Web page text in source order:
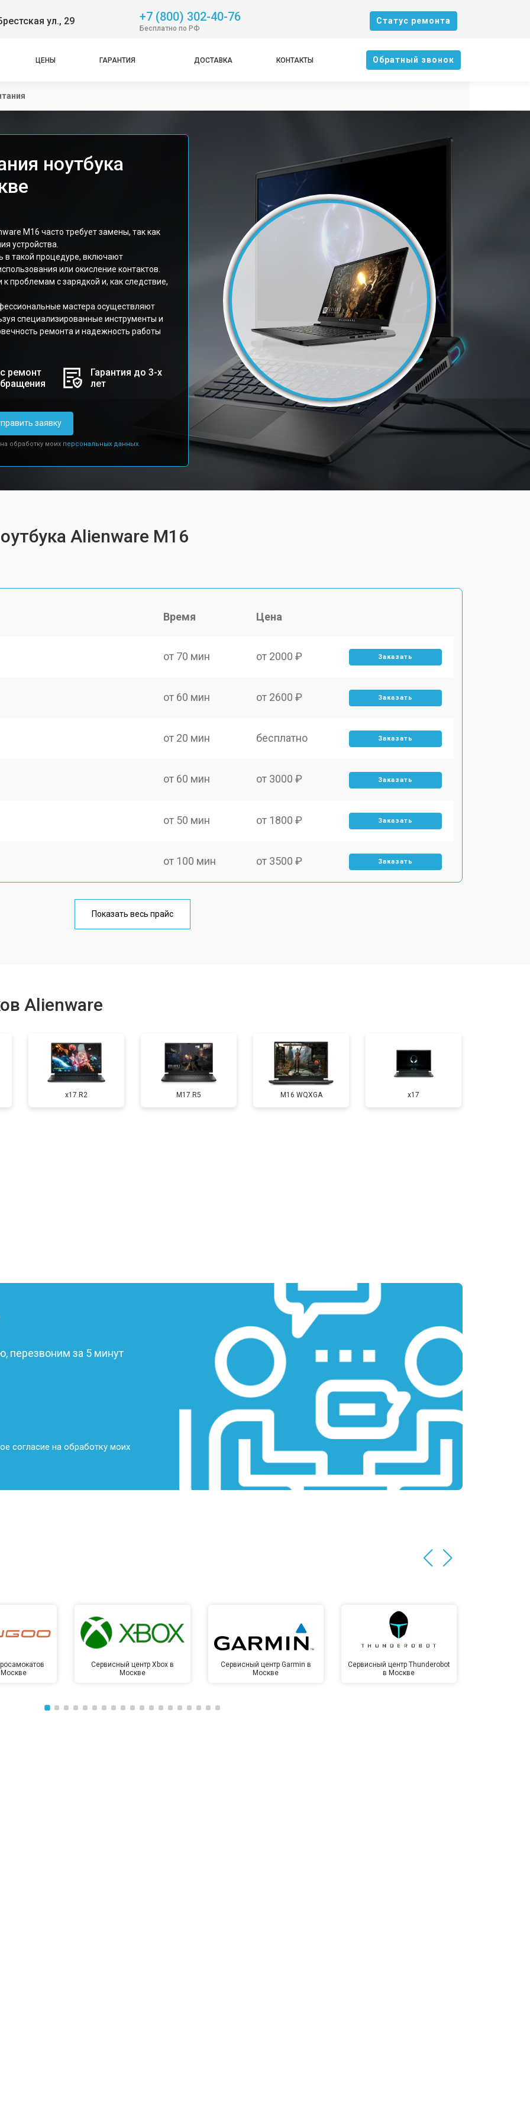
ул., 29 +7 (800) 302-40-76
Бесплатно по РФ
Cтатус ремонта
ЦЕНЫ ГАРАНТИЯ ДОСТАВКА КОНТАКТЫ Oбратный звонок
ноутбука
M16 часто требует замены, так как
устройства.
в такой процедуре, включают
или окисление контактов.
проблемам с зарядкой и, как следствие,
мастера осуществляют
специализированные инструменты и
ремонта и надежность работы
ремонт
Гарантия до 3-х
лет
заявку
обработку моих персональных данных.
Alienware M16
Время Цена
от 70 мин от 2000 ₽ Заказать
от 60 мин от 2600 ₽ Заказать
от 20 мин бесплатно Заказать
от 60 мин от 3000 ₽ Заказать
от 50 мин от 1800 ₽ Заказать
от 100 мин от 3500 ₽ Заказать
от 60 мин
от 60 мин от 3300 ₽ Заказать
от 110 мин от 3800 ₽ Заказать
от 2300 ₽
от 2200 ₽ Заказать
от 3500 ₽ Заказать
от 70 мин Заказать
от 1700 ₽ Заказать
от 50 мин от 1500 ₽ Заказать
Показать весь прайс
Alienware
x17 R2 M17 R5 M16 WQXGA x17
перезвоним за 5 минут
согласие на обработку моих
Москве
Сервисный центр Xbox в
Москве
Сервисный центр Garmin в
Москве
Сервисный центр Thunderobot
в Москве